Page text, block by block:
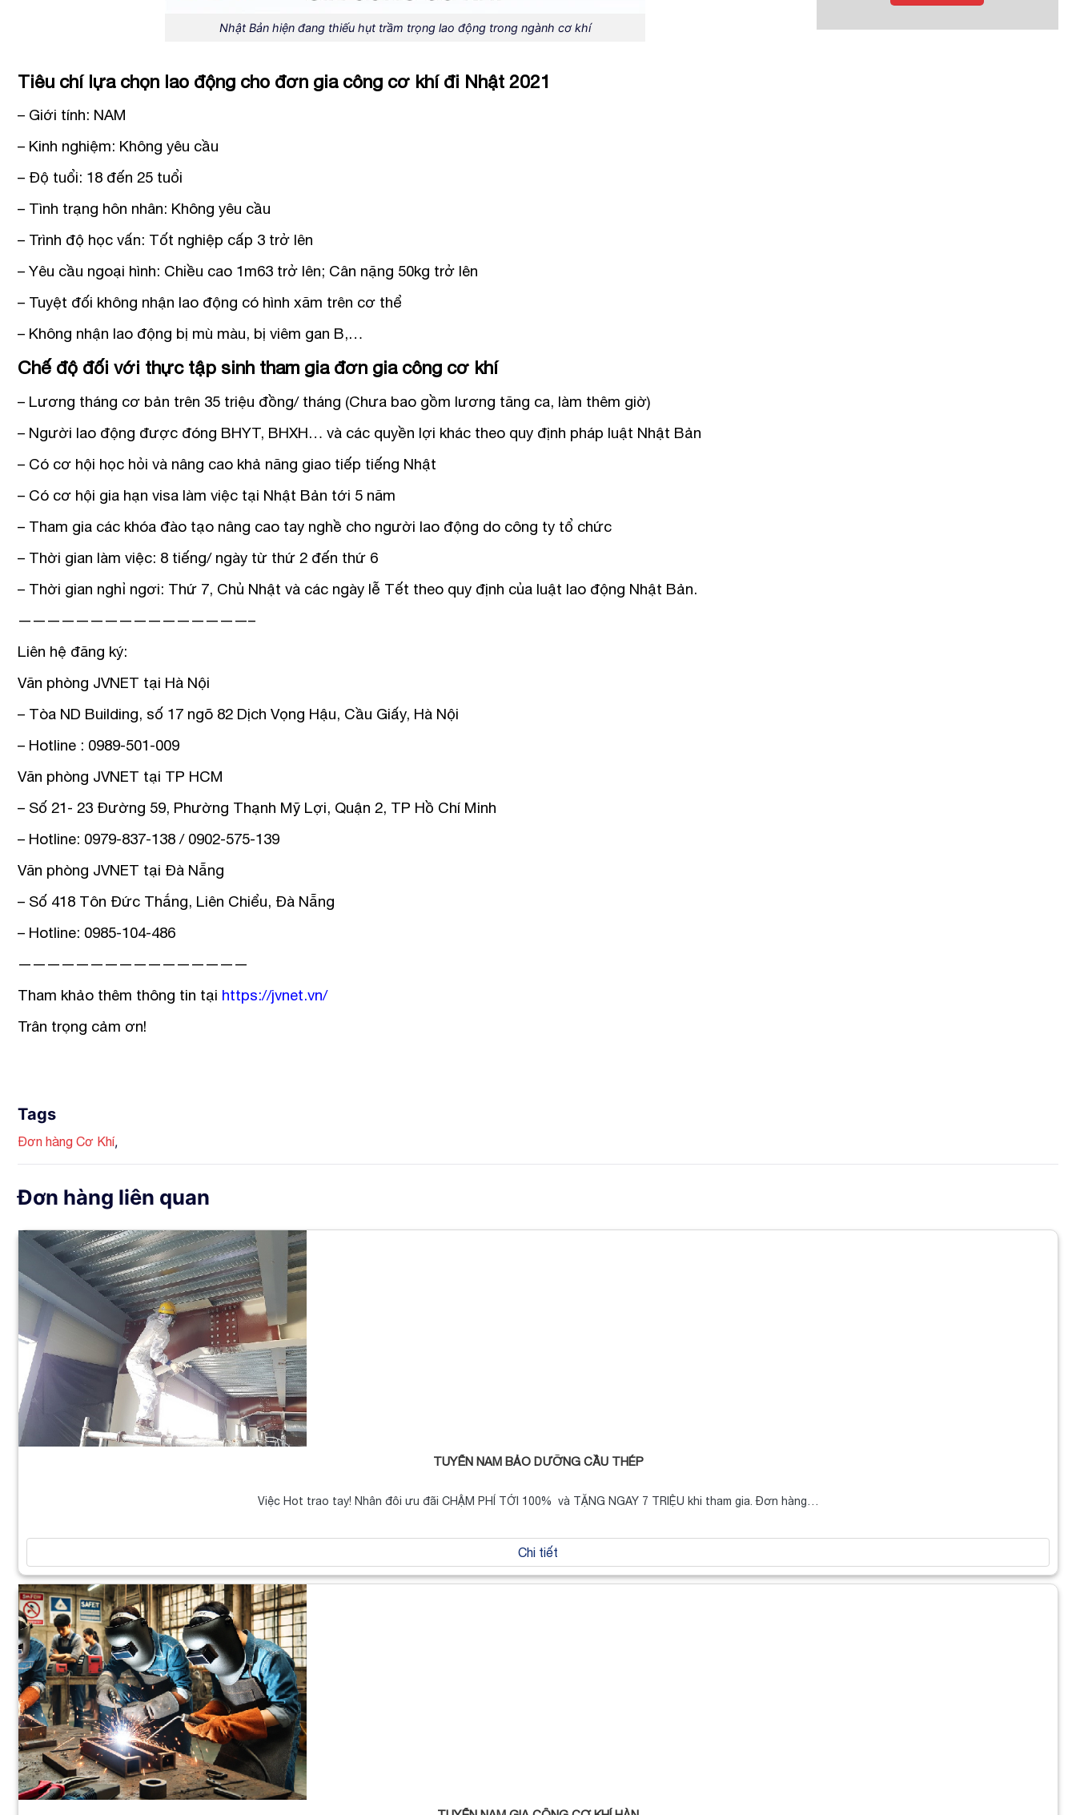
Nhật Bản hiện đang thiếu hụt trầm trọng lao động trong ngành cơ khí
Tiêu chí lựa chọn lao động cho đơn gia công cơ khí đi Nhật 2021
– Giới tính: NAM
– Kinh nghiệm: Không yêu cầu
– Độ tuổi: 18 đến 25 tuổi
– Tình trạng hôn nhân: Không yêu cầu
– Trình độ học vấn: Tốt nghiệp cấp 3 trở lên
– Yêu cầu ngoại hình: Chiều cao 1m63 trở lên; Cân nặng 50kg trở lên
– Tuyệt đối không nhận lao động có hình xăm trên cơ thể
– Không nhận lao động bị mù màu, bị viêm gan B,…
Chế độ đối với thực tập sinh tham gia đơn gia công cơ khí
– Lương tháng cơ bản trên 35 triệu đồng/ tháng (Chưa bao gồm lương tăng ca, làm thêm giờ)
– Người lao động được đóng BHYT, BHXH… và các quyền lợi khác theo quy định pháp luật Nhật Bản
– Có cơ hội học hỏi và nâng cao khả năng giao tiếp tiếng Nhật
– Có cơ hội gia hạn visa làm việc tại Nhật Bản tới 5 năm
– Tham gia các khóa đào tạo nâng cao tay nghề cho người lao động do công ty tổ chức
– Thời gian làm việc: 8 tiếng/ ngày từ thứ 2 đến thứ 6
– Thời gian nghỉ ngơi: Thứ 7, Chủ Nhật và các ngày lễ Tết theo quy định của luật lao động Nhật Bản.
————————————————–
Liên hệ đăng ký:
Văn phòng JVNET tại Hà Nội
– Tòa ND Building, số 17 ngõ 82 Dịch Vọng Hậu, Cầu Giấy, Hà Nội
– Hotline : 0989-501-009
Văn phòng JVNET tại TP HCM
– Số 21- 23 Đường 59, Phường Thạnh Mỹ Lợi, Quận 2, TP Hồ Chí Minh
– Hotline: 0979-837-138 / 0902-575-139
Văn phòng JVNET tại Đà Nẵng
– Số 418 Tôn Đức Thắng, Liên Chiểu, Đà Nẵng
– Hotline: 0985-104-486
————————————————
Tham khảo thêm thông tin tại https://jvnet.vn/
Trân trọng cảm ơn!
Tags
Đơn hàng Cơ Khí,
Đơn hàng liên quan
TUYỂN NAM BẢO DƯỠNG CẦU THÉP
Việc Hot trao tay! Nhân đôi ưu đãi CHẬM PHÍ TỚI 100% và TẶNG NGAY 7 TRIỆU khi tham gia. Đơn hàng…
Chi tiết